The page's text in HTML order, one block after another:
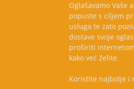
Oglašavamo Vaše
popuste s ciljem
usluga te zato
dostave svoje
proširiti
kako već želite.
Koristite najbolje i